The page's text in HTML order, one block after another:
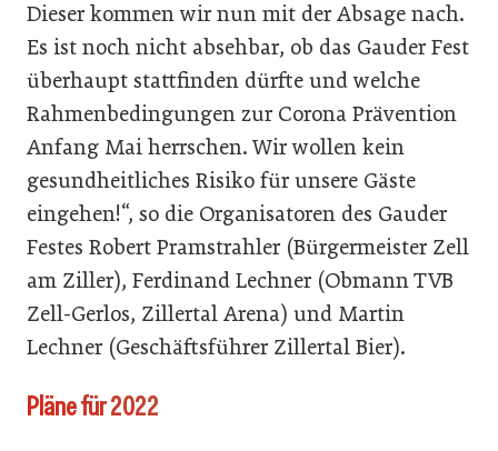
Dieser kommen wir nun mit der Absage nach.
Es ist noch nicht absehbar, ob das Gauder Fest
überhaupt stattfinden dürfte und welche
Rahmenbedingungen zur Corona Prävention
Anfang Mai herrschen. Wir wollen kein
gesundheitliches Risiko für unsere Gäste
eingehen!“, so die Organisatoren des Gauder
Festes Robert Pramstrahler (Bürgermeister Zell
am Ziller), Ferdinand Lechner (Obmann TVB
Zell-Gerlos, Zillertal Arena) und Martin
Lechner (Geschäftsführer Zillertal Bier).
Pläne für 2022